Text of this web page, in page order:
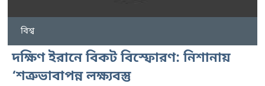
বিশ্ব
দক্ষিণ ইরানে বিকট বিস্ফোরণ: নিশানায়
‘শত্রুভাবাপন্ন লক্ষ্যবস্তু